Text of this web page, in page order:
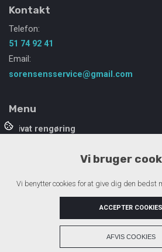
Kontakt
Telefon:
51 74 92 41
Email:
sorensensservice@gmail.com
Menu
Privat rengøring
Referencer
Vi bruger
Vi benytter cookies for at give dig den bedst
ACCEPTER COOKIES
AFVIS COOKIES